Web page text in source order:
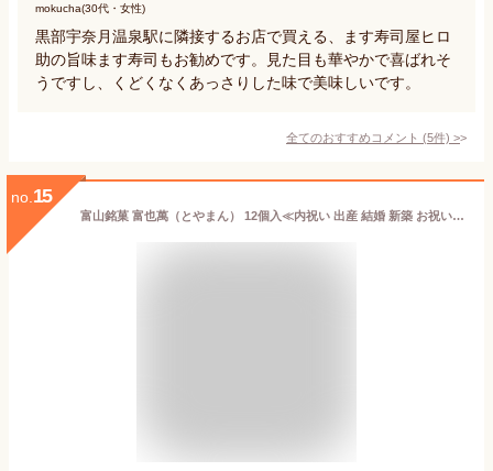
mokucha(30代・女性)
黒部宇奈月温泉駅に隣接するお店で買える、ます寿司屋ヒロ
助の旨味ます寿司もお勧めです。見た目も華やかで喜ばれそ
うですし、くどくなくあっさりした味で美味しいです。
全てのおすすめコメント (5件) >
no. 15
富山銘菓 富也萬（とやまん） 12個入≪内祝い 出産 結婚 新築 お祝い お返し ご挨拶 お中元 お歳暮 お年賀 お菓子 和菓子 スイーツ 個包装 お土産 贈り物 セット≫